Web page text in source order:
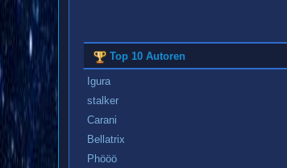
Top 10 Autoren
Igura
stalker
Carani
Bellatrix
Phööö